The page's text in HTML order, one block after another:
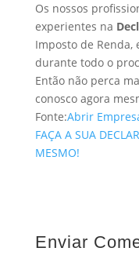
Os nossos
experientes na
Imposto de
durante todo o
Então não perca
conosco agora
Fonte:Abrir
FAÇA A SUA
MESMO!
Enviar